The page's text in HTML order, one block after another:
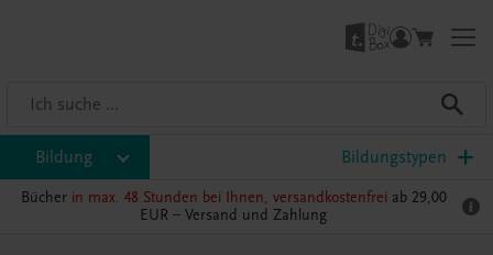
Bildung Bildungstypen
Bücher in max. 48 Stunden bei Ihnen, versandkostenfrei ab 29,00
EUR – Versand und Zahlung